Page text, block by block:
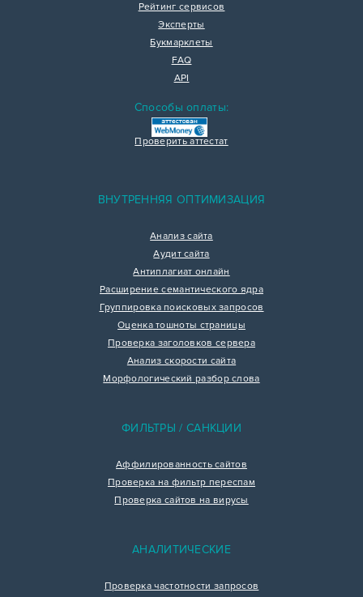
Рейтинг сервисов
Эксперты
Букмарклеты
FAQ
API
Способы оплаты:
Проверить аттестат
ВНУТРЕННЯЯ ОПТИМИЗАЦИЯ
Анализ сайта
Аудит сайта
Антиплагиат онлайн
Расширение семантического ядра
Группировка поисковых запросов
Оценка тошноты страницы
Проверка заголовков сервера
Анализ скорости сайта
Морфологический разбор слова
ФИЛЬТРЫ / САНКЦИИ
Аффилированность сайтов
Проверка на фильтр переспам
Проверка сайтов на вирусы
АНАЛИТИЧЕСКИЕ
Проверка частотности запросов